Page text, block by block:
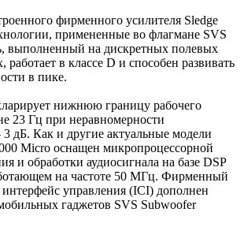
фирменного усилителя Sledge
примененные во флагмане SVS
выполненный на дискретных полевых
в классе D и способен развивать
в пике.
нижнюю границу рабочего
23 Гц при неравномерности
3 дБ. Как и другие актуальные модели
Micro оснащен микропроцессорной
и обработки аудиосигнала на базе DSP
на частоте 50 МГц. Фирменный
управления (ICI) дополнен
гаджетов SVS Subwoofer